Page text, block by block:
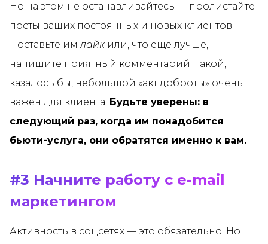
Но на этом не останавливайтесь — пролистайте
посты ваших постоянных и новых клиентов.
Поставьте имлайкили, что ещё лучше,
напишите приятный комментарий. Такой,
казалось бы, небольшой «акт доброты» очень
важен для клиента. Будьте уверены: в
следующий раз, когда им понадобится
бьюти-услуга, они обратятся именно к вам.
#3 Начните работу с e-mail
маркетингом
Активность в соцсетях — это обязательно. Но